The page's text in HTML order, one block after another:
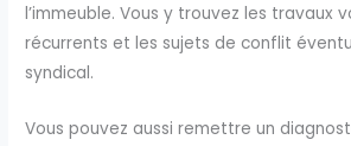
l’immeuble. Vous y trouvez les travaux
récurrents et les sujets de conflit
syndical.
Vous pouvez aussi remettre un